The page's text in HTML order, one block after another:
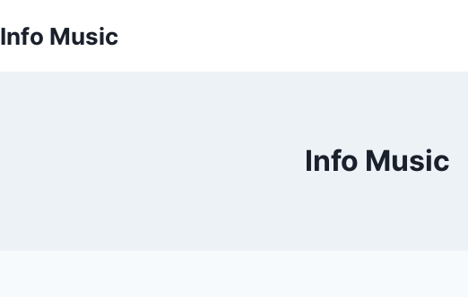
Info Music
Info Music